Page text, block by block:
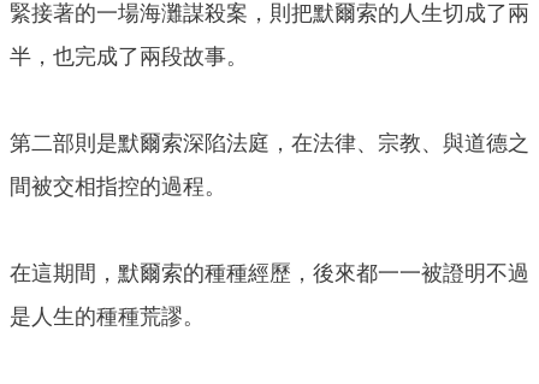
緊接著的一場海灘謀殺案，則把默爾索的人生切成了兩
半，也完成了兩段故事。
第二部則是默爾索深陷法庭，在法律、宗教、與道德之
間被交相指控的過程。
在這期間，默爾索的種種經歷，後來都一一被證明不過
是人生的種種荒謬。